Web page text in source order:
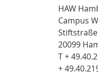
HAW
Campus
20099
T +
+